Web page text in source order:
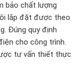
bảo chất lượng
lắp đặt được theo
Đúng quy định
cho công trình.
tư vấn thiết thực